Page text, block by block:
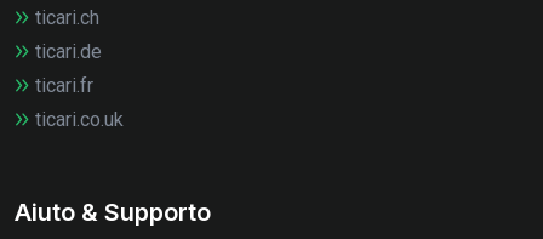
ticari.ch
ticari.de
ticari.fr
ticari.co.uk
Aiuto & Supporto